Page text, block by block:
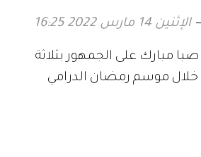
الإثنين 14 مارس 2022 16:25
صبا مبارك على الجمهور بثلاثة
خلال موسم رمضان الدرامي